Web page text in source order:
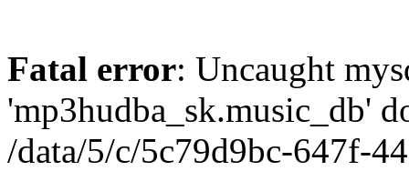
Fatal error: Uncaught
'mp3hudba_sk.music_db'
/data/5/c/5c79d9bc-647f-